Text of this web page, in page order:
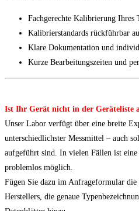
Fachgerechte Kalibrierung
Kalibrierstandards rückführbar
Klare Dokumentation und
Kurze Bearbeitungszeiten und
Ist Ihr Gerät nicht in der Geräteliste
Unser Labor verfügt über eine breite
unterschiedlichster Messmittel – auch
aufgeführt sind. In vielen Fällen ist
problemlos möglich.
Fügen Sie dazu im Anfrageformular die
Herstellers, die genaue